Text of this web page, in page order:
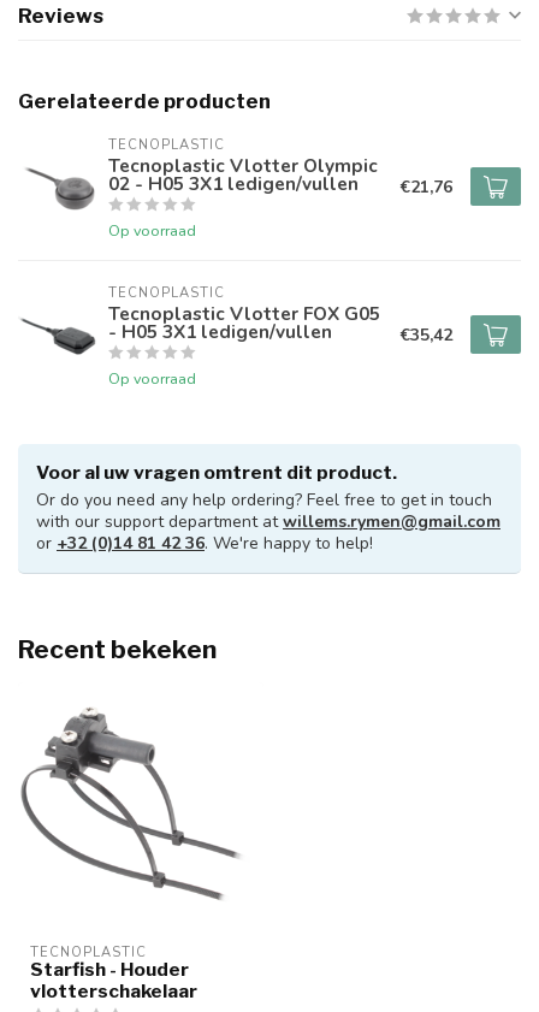
Reviews
Gerelateerde producten
TECNOPLASTIC
Tecnoplastic Vlotter Olympic
02 - H05 3X1 ledigen/vullen
Op voorraad
€21,76
TECNOPLASTIC
Tecnoplastic Vlotter FOX G05
- H05 3X1 ledigen/vullen
Op voorraad
€35,42
Voor al uw vragen omtrent dit product.
Or do you need any help ordering? Feel free to get in touch
with our support department atwillems.rymen@gmail.com
or +32 (0)14 81 42 36. We're happy to help!
Recent bekeken
TECNOPLASTIC
Starfish - Houder
vlotterschakelaar
!! Volledig gesloten wegens
jaarlijkse vakantie !!
Beste klanten,
Wij zullen volledig gesloten zijn van zaterdag
15/08/2026 tot 31/08/2026, terug geopend vanaf
beantwoord.